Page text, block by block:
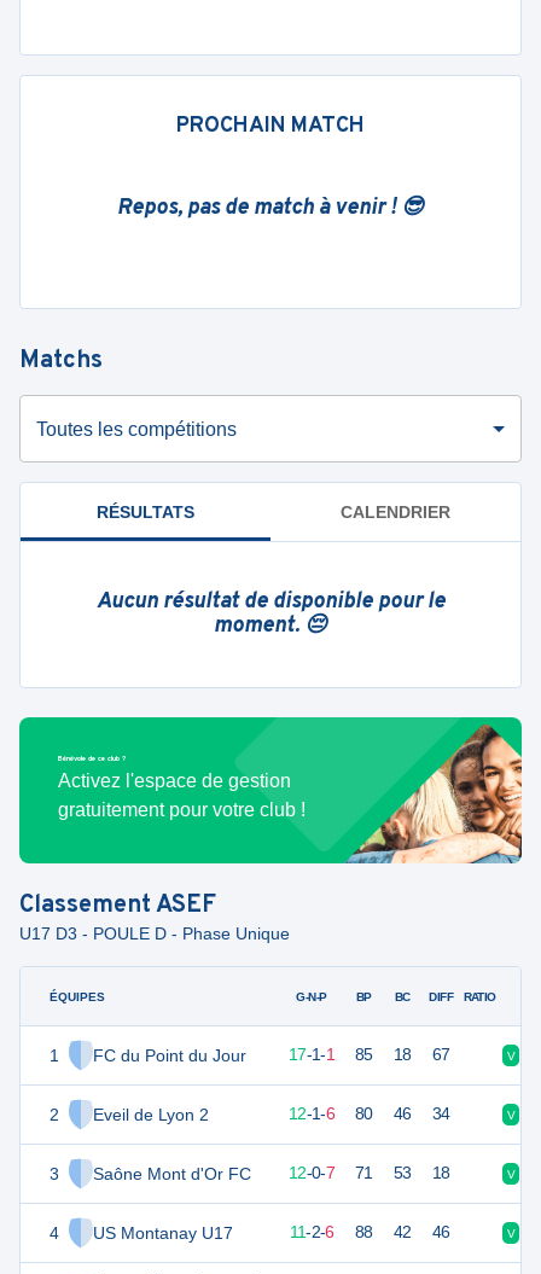
PROCHAIN MATCH
Repos, pas de match à venir ! 😎
Matchs
Toutes les compétitions
RÉSULTATS CALENDRIER
Aucun résultat de disponible pour le
moment. 😔
Bénévole de ce club ?
Activez l'espace de gestion
gratuitement pour votre club !
ClassementASEF
U17 D3 - POULE D - Phase Unique
ÉQUIPES
1 FC du Point du Jour
2 Eveil de Lyon 2
3 Saône Mont d'Or FC
4 US Montanay U17
G-N-P BP BC DIFF RATIO
52 17-1-1 85 18 67 V
12-1-6 80 46 34 V
36 19 12-0-7 71 53 18 V
35 11-2-6 88 42 46 V